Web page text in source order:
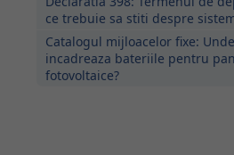
ce trebuie sa stiti despre
Catalogul mijloacelor fixe:
incadreaza bateriile pentru
fotovoltaice?